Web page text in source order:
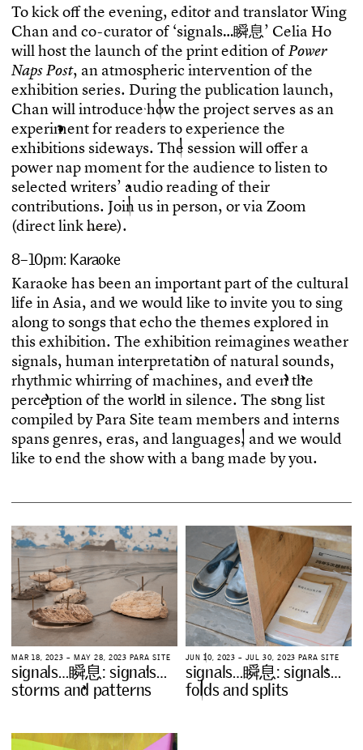
Tokickofthe evening, editor andtranslatorWing
Chan andco-curatorof ‘signals…瞬息’ Celia Ho
willhostthe launchofthe printeditionof Power
Naps Post, an atmospheric interventionofthe
exhibition series. Duringthe publicationlaunch,
Chanwillintroduce howthe project serves as an
experimentforreaderstoexperience the
exhibitions sideways. The sessionwillofer a
powernapmomentforthe audience tolistento
selectedwriters’ audioreadingoftheir
contributions. Joinusinperson, orvia Zoom
(directlinkhere).
8–10pm: Karaoke
Karaoke hasbeen animportantpartofthe cultural
life inAsia, andwe wouldlike toinvite youto sing
alongto songsthatechothe themesexploredin
thisexhibition. The exhibitionreimaginesweather
signals, humaninterpretationofnatural sounds,
rhythmic whirringofmachines, andeventhe
perceptionofthe worldin silence. The songlist
compiledby Para Site team members andinterns
spans genres, eras, andlanguages, andwe would
like toendthe showwith a bangmade byyou.
MAR 18, 2023 – MAY 28, 2023 PARA SITE
signals…瞬息: signals…
stormsand patterns
JUN 10, 2023 – JUL 30, 2023 PARA SITE
signals…瞬息: signals…
foldsandsplits